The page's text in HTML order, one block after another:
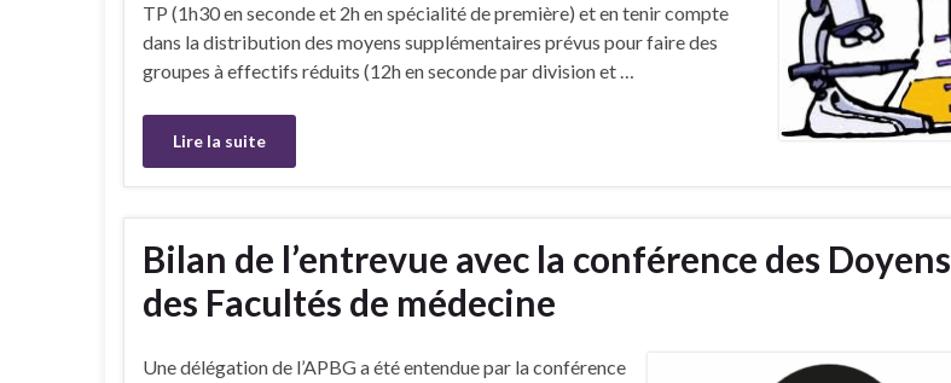
TP (1h30 en seconde et 2h en spécialité de première) et en tenir compte
dans la distribution des moyens supplémentaires prévus pour faire des
groupes à effectifs réduits (12h en seconde par division et …
Lire la suite
Bilan de l’entrevue avec la conférence des Doyens
des Facultés de médecine
Une délégation de l’APBG a été entendue par la conférence